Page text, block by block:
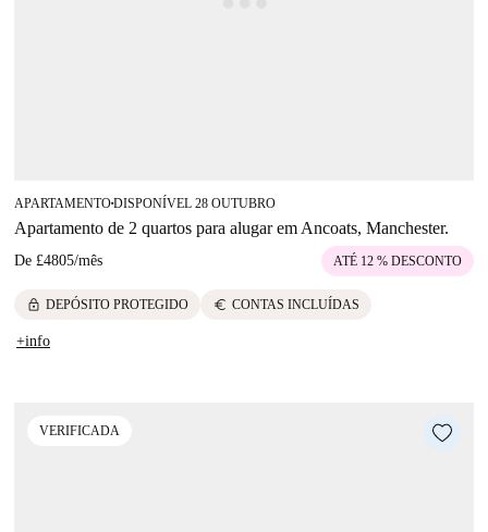
APARTAMENTO■DISPONÍVEL 28 OUTUBRO
Apartamento de 2 quartos para alugar em Ancoats, Manchester.
De £4805/mês ATÉ 12 % DESCONTO
lock DEPÓSITO PROTEGIDO euro CONTAS INCLUÍDAS
+info
VERIFICADA